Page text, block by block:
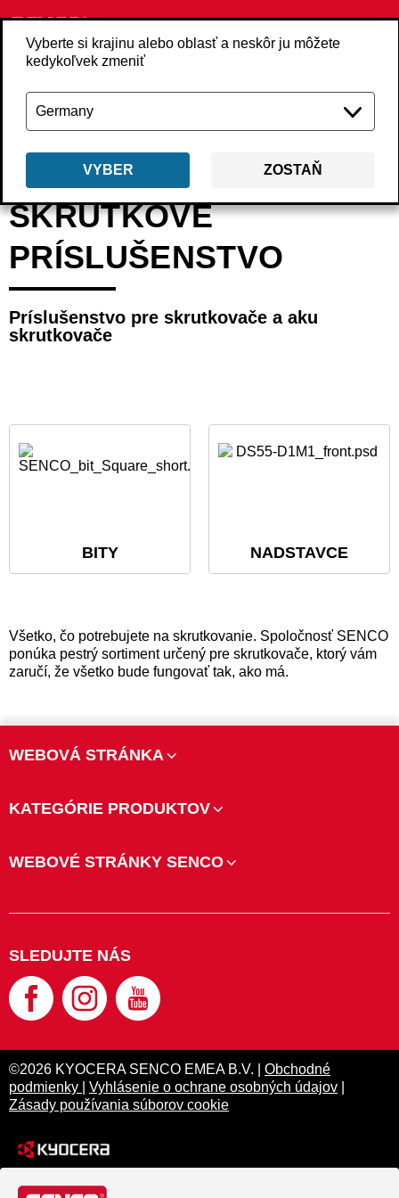
Vyberte si krajinu alebo oblasť a neskôr ju môžete
kedykoľvek zmeniť
VYBER ZOSTAŇ
Späť Produkty Príslušenstvo
SKRUTKOVÉ
PRÍSLUŠENSTVO
Príslušenstvo pre skrutkovače a aku
skrutkovače
BITY NADSTAVCE
Všetko, čo potrebujete na skrutkovanie. Spoločnosť SENCO
ponúka pestrý sortiment určený pre skrutkovače, ktorý vám
zaručí, že všetko bude fungovať tak, ako má.
WEBOVÁ STRÁNKA
KATEGÓRIE PRODUKTOV
WEBOVÉ STRÁNKY SENCO
SLEDUJTE NÁS
©2026 KYOCERA SENCO EMEA B.V. | Obchodné
podmienky
Vyhlásenie o ochrane osobných údajov
Zásady používania súborov cookie